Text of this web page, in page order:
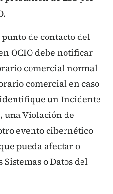
de contacto del
OCIO debe notificar
comercial normal
comercial en caso
identifique un Incidente
una Violación de
evento cibernético
pueda afectar o
o Datos del